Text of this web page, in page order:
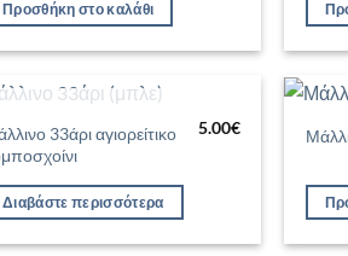
Προσθήκη στο καλάθι
Προσθήκη
ΕΞΑΝΤΛΗΜΈΝΟ
33άρι αγιορείτικο
5.00€
Διαβάστε περισσότερα